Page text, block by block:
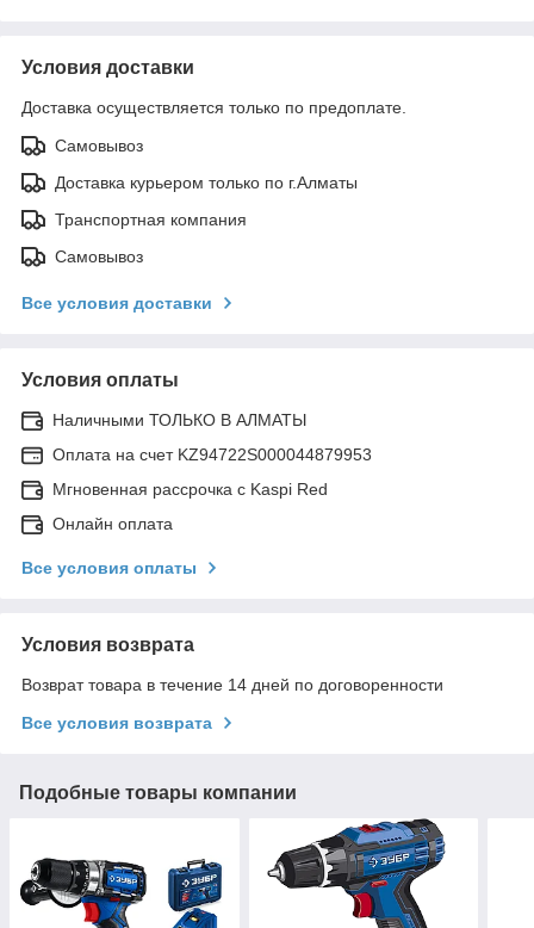
Условия доставки
Доставка осуществляется только по предоплате.
Самовывоз
Доставка курьером только по г.Алматы
Транспортная компания
Самовывоз
Все условия доставки
Условия оплаты
Наличными ТОЛЬКО В АЛМАТЫ
Оплата на счет KZ94722S000044879953
Мгновенная рассрочка с Kaspi Red
Онлайн оплата
Все условия оплаты
Условия возврата
Возврат товара в течение 14 дней по договоренности
Все условия возврата
Подобные товары компании